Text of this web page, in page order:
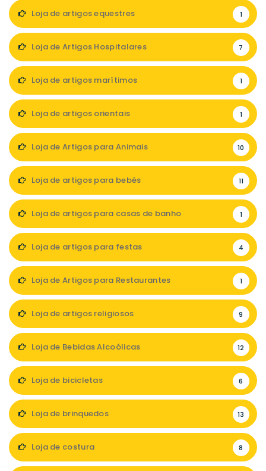
Loja de artigos equestres 1
Loja de Artigos Hospitalares 7
Loja de artigos marítimos 1
Loja de artigos orientais 1
Loja de Artigos para Animais 10
Loja de artigos para bebés 11
Loja de artigos para casas de banho 1
Loja de artigos para festas 4
Loja de Artigos para Restaurantes 1
Loja de artigos religiosos 9
Loja de Bebidas Alcoólicas 12
Loja de bicicletas 6
Loja de brinquedos 13
Loja de costura 8